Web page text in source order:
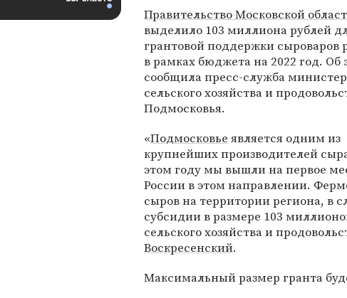
Правительство Московской
выделило 103 миллиона рублей
грантовой поддержки сыроваров
в рамках бюджета на 2022 год. Об
сообщила пресс-служба
сельского хозяйства и
Подмосковья.
«Подмосковье является одним из
крупнейших производителей
этом году мы вышли на первое
России в этом направлении.
сыров на территории региона, в
субсидии в размере 103
сельского хозяйства и
Воскресенский.
Максимальный размер гранта